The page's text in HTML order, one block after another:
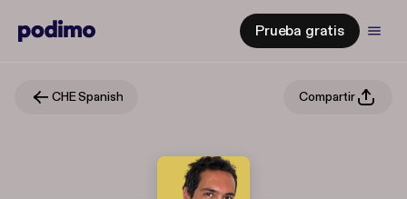
Prueba gratis
CHE Spanish Compartir